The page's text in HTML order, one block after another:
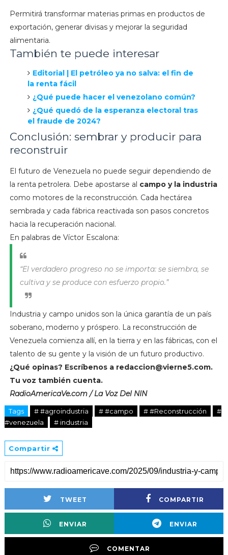
Permitirá transformar materias primas en productos de
exportación, generar divisas y mejorar la seguridad
alimentaria.
También te puede interesar
Editorial | El petróleo ya no salva: el fin de
la renta fácil
¿Qué puede hacer el venezolano común?
¿Qué quedó de la esperanza electoral tras
el fraude de 2024?
Conclusión: sembrar y producir para
reconstruir
El futuro de Venezuela no puede seguir dependiendo de
la renta petrolera. Debe apostarse al campo y la industria
como motores de la reconstrucción. Cada hectárea
sembrada y cada fábrica reactivada son pasos concretos
hacia la recuperación nacional.
En palabras de Víctor Escalona:
“El verdadero progreso no se importa: se siembra, se
cultiva y se produce con esfuerzo propio.”
Industria y campo unidos son la única garantía de un país
soberano, moderno y próspero. La reconstrucción de
Venezuela comienza allí, en la tierra y en las fábricas, con el
talento de su gente y la visión de un futuro productivo.
¿Qué opinas? Escríbenos a redaccion@vierne5.com.
Tu voz también cuenta.
RadioAmericaVe.com / La Voz Del NIN
Tags # #agroindustria # #campo # #Reconstrucción
#
#venezuela
# industria
Compartir
TWEET COMPARTIR
ENVIAR ENVIAR
COMENTAR